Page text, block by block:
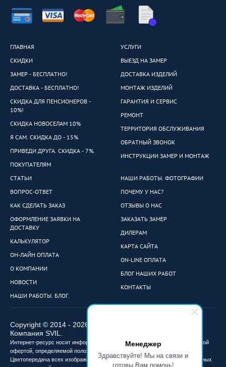
Менеджер
Здравствуйте! Мы на связи и
готовы Вам помочь!
ГЛАВНАЯ
СКИДКИ
ЗАМЕР - БЕСПЛАТНО!
ДОСТАВКА - БЕСПЛАТНО!
СКИДКА ДЛЯ ПЕНСИОНЕРОВ -
10%!
СКИДКА НОВОСЕЛАМ 10%
Я САМ. СКИДКА ДО - 15%
ПРИВЕДИ ДРУГА. СКИДКА - 7%.
ПОКУПАТЕЛЯМ
УСЛУГИ
ВЫЕЗД НА ЗАМЕР
ДОСТАВКА ИЗДЕЛИЙ
МОНТАЖ ИЗДЕЛИЙ
ГАРАНТИЯ И СЕРВИС
РЕМОНТ
ТЕРРИТОРИЯ ОБСЛУЖИВАНИЯ
ОБРАТНЫЙ ЗВОНОК
ИНСТРУКЦИИ ЗАМЕР И МОНТАЖ
СТАТЬИ
ВОПРОС-ОТВЕТ
КАК СДЕЛАТЬ ЗАКАЗ
ОФОРМЛЕНИЕ ЗАЯВКИ НА
ДОСТАВКУ
КАЛЬКУЛЯТОР
ОН-ЛАЙН ОПЛАТА
О КОМПАНИИ
НОВОСТИ
НАШИ РАБОТЫ. БЛОГ.
НАШИ РАБОТЫ. ФОТОГРАФИИ
ПОЧЕМУ У НАС?
ОТЗЫВЫ О НАС
ЗАКАЗАТЬ ЗАМЕР
ДИЛЕРАМ
КАРТА САЙТА
ON-LINE ОПЛАТА
БЛОГ НАШИХ РАБОТ
КОНТАКТЫ
Copyright © 2014 - 2026
Компания SVIL.
Интернет-ресурс носит информационный характер и не является публичной
офертой, определяемой положениями ст. 437 Гражданского кодекса РФ.
Цветопередача всех изображений не точная и может отличаться от реальных